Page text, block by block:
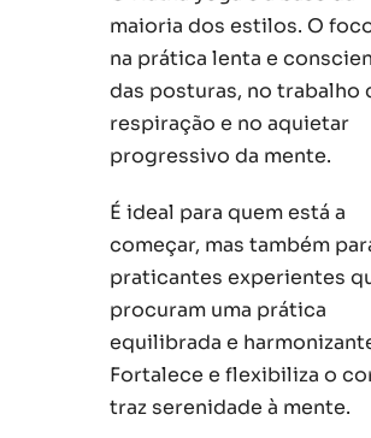
maioria dos estilos. O
na prática lenta e
das posturas, no trabalho
respiração e no aquietar
progressivo da mente.
É ideal para quem está a
começar, mas também
praticantes experientes
procuram uma prática
equilibrada e
Fortalece e flexibiliza o
traz serenidade à mente.